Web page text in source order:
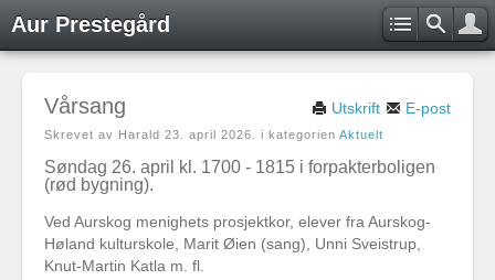
Aur Prestegård
E-post
Utskrift
Vårsang
Skrevet av Harald 23. april 2026 . i kategorien Aktuelt
Søndag 26. april kl. 1700 - 1815 i forpakterboligen
(rød bygning).
Ved Aurskog menighets prosjektkor, elever fra Aurskog-
Høland kulturskole, Marit Øien (sang), Unni Sveistrup,
Knut-Martin Katla m. fl.